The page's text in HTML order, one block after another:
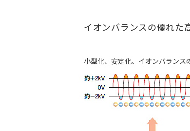
イオンバランスの優れた
小型化、安定化、イオンバランス